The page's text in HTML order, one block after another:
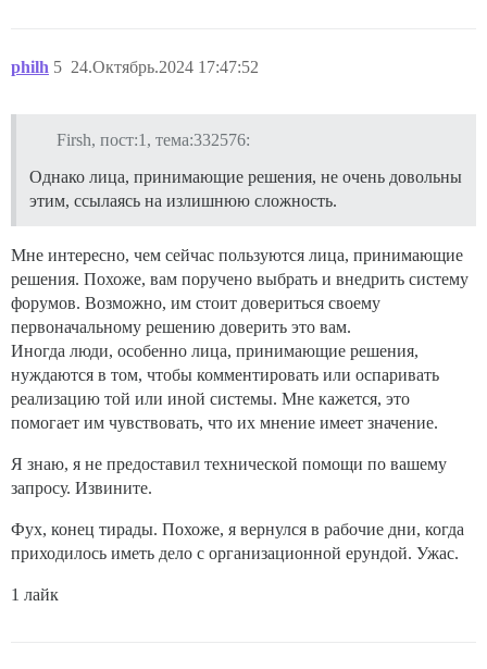
philh 24.Октябрь.2024 17:47:52
5
Firsh, пост:1, тема:332576:
Однако лица, принимающие решения, не очень довольны
этим, ссылаясь на излишнюю сложность.
Мне интересно, чем сейчас пользуются лица, принимающие
решения. Похоже, вам поручено выбрать и внедрить систему
форумов. Возможно, им стоит довериться своему
первоначальному решению доверить это вам.
Иногда люди, особенно лица, принимающие решения,
нуждаются в том, чтобы комментировать или оспаривать
реализацию той или иной системы. Мне кажется, это
помогает им чувствовать, что их мнение имеет значение.
Я знаю, я не предоставил технической помощи по вашему
запросу. Извините.
Фух, конец тирады. Похоже, я вернулся в рабочие дни, когда
приходилось иметь дело с организационной ерундой. Ужас.
1 лайк